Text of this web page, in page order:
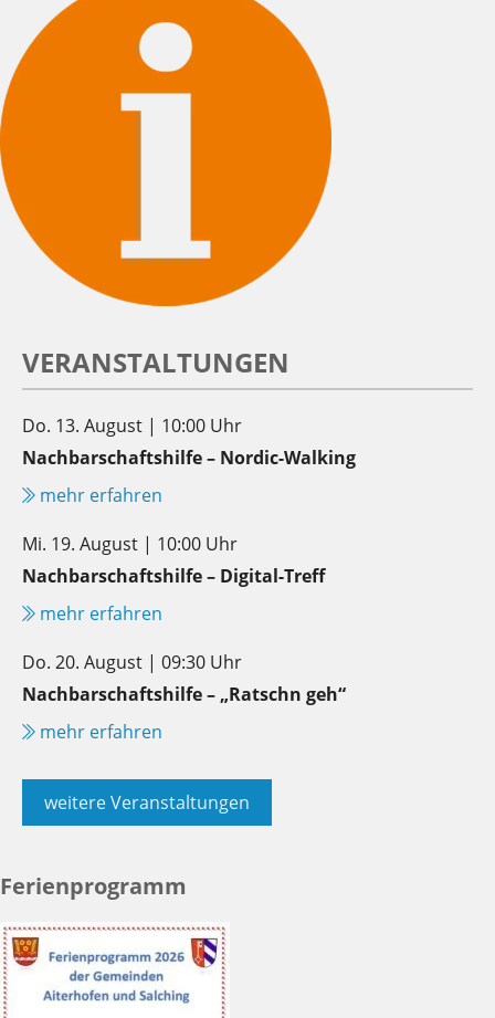
VERANSTALTUNGEN
Do. 13. August | 10:00 Uhr
Nachbarschaftshilfe – Nordic-Walking
mehr erfahren
Mi. 19. August | 10:00 Uhr
Nachbarschaftshilfe – Digital-Treff
mehr erfahren
Do. 20. August | 09:30 Uhr
Nachbarschaftshilfe – „Ratschn geh“
mehr erfahren
weitere Veranstaltungen
Ferienprogramm